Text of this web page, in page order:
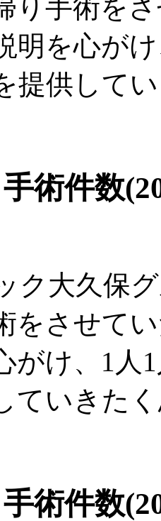
り手術を
明を心が
提供して
術件数
ク大久保
をさせて
がけ、1人
ていきた
術件数